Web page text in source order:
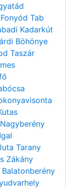
Fonyód Tab
Kadarkút
Böhönye
Taszár
Nagyberény
Igal
Tarany
Zákány
Balatonberény